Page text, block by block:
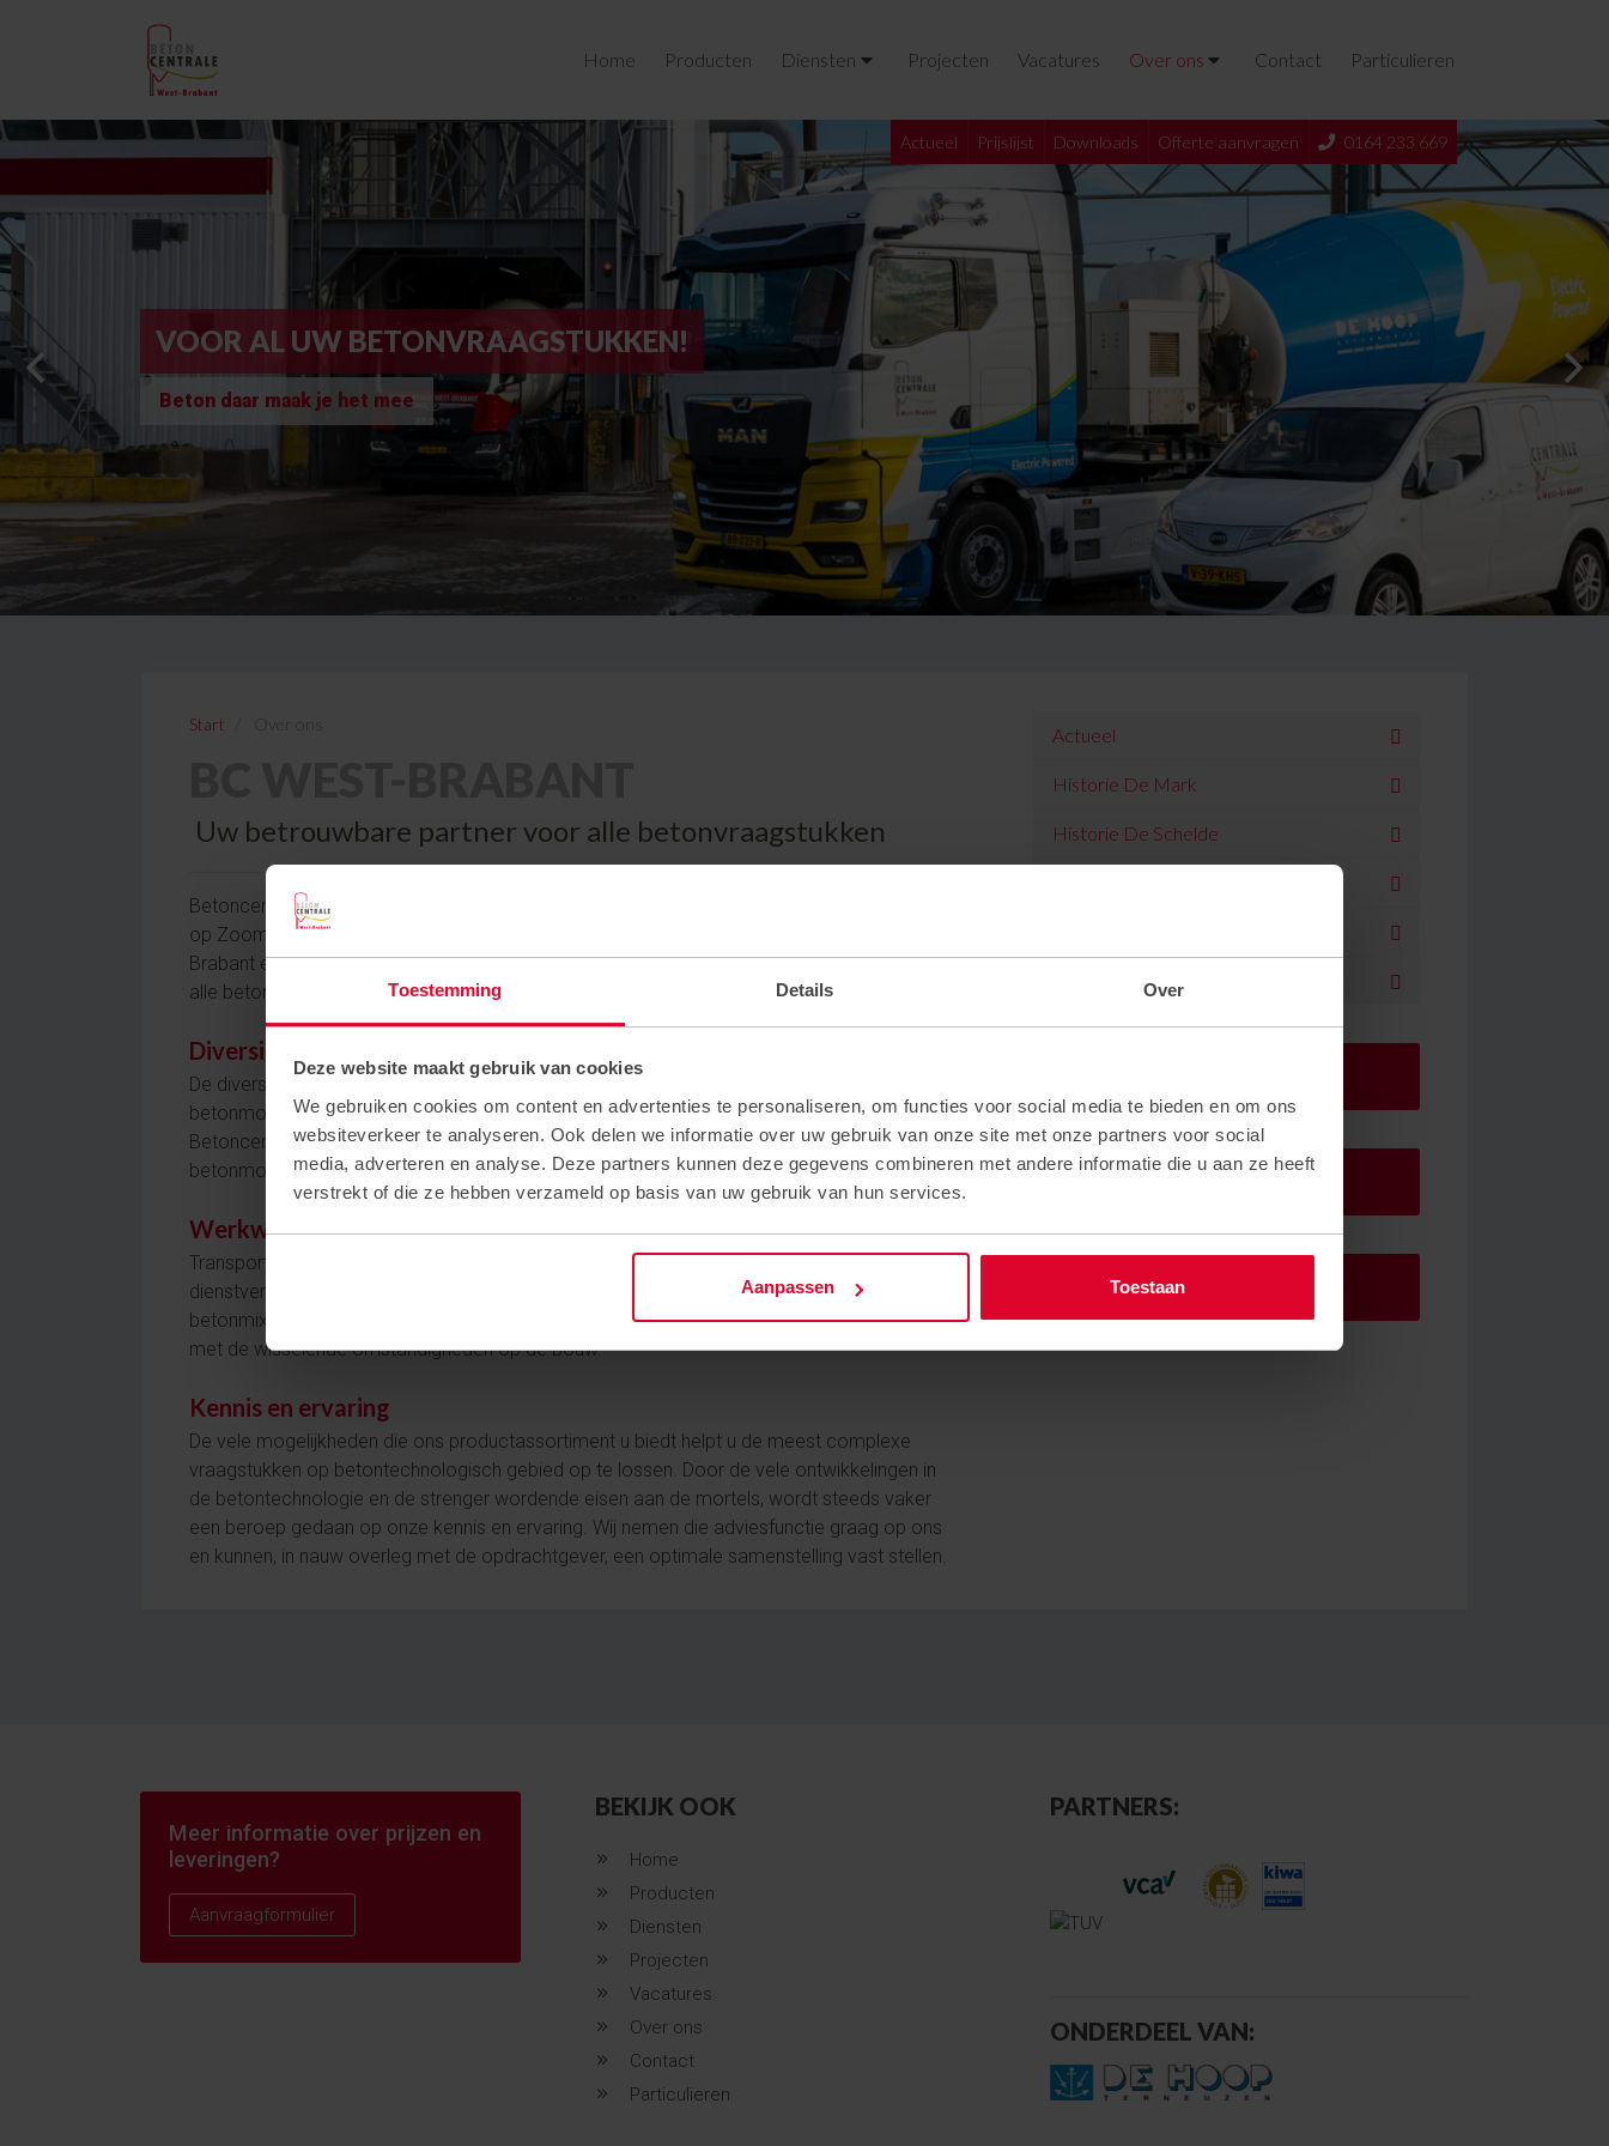
Toestemming Details Over
Deze website maakt gebruik van cookies
We gebruiken cookies om content en advertenties te personaliseren, om functies voor social media te bieden en om ons
websiteverkeer te analyseren. Ook delen we informatie over uw gebruik van onze site met onze partners voor social
media, adverteren en analyse. Deze partners kunnen deze gegevens combineren met andere informatie die u aan ze heeft
verstrekt of die ze hebben verzameld op basis van uw gebruik van hun services.
Aanpassen Toestaan
Home Producten Diensten Projecten Vacatures Over ons Contact Particulieren
Actueel Prijslijst Downloads Offerte aanvragen 0164 233 669
VOOR AL UW BETONVRAAGSTUKKEN!
Beton daar maak je het mee
Start Over ons
Uw betrouwbare partner voor alle betonvraagstukken
Betoncentrale West-Brabant is een samenwerking van betoncentrale De Schelde in Bergen
op Zoom en betoncentrale De Mark in Oud Gastel. Samen kunnen deze vestigingen West-
Brabant en Tholen perfect bedienen. Sinds jaar en dag zijn wij uw betrouwbare partner voor
alle betonvraagstukken!
Diversiteit
De diversiteit in het wagenpark, betonpompen en het uitgebreide scala aan
betonmortelproducten met flexibiliteit op het gebied van planning is de reden dat
Betoncentrale de Mark in staat is om alle bouwlocaties te voorzien van de gewenste
betonmortelproducten.
Werkwijze
Transport van betonmortel naar de bouwplaats is een belangrijk onderdeel van onze
dienstverlening. De geautomatiseerde planning zorgt voor een optimale inzet van onze
betonmixers en de betonpompen. Op deze wijze is het mogelijk om flexibel om te gaan
met de wisselende omstandigheden op de bouw.
Kennis en ervaring
De vele mogelijkheden die ons productassortiment u biedt helpt u de meest complexe
vraagstukken op betontechnologisch gebied op te lossen. Door de vele ontwikkelingen in
de betontechnologie en de strenger wordende eisen aan de mortels, wordt steeds vaker
een beroep gedaan op onze kennis en ervaring. Wij nemen die adviesfunctie graag op ons
en kunnen, in nauw overleg met de opdrachtgever, een optimale samenstelling vast stellen.
Actueel
Historie De Mark
Historie De Schelde
Duurzaam beton
PRODUCTEN
Meer informatie over prijzen en
leveringen?
Aanvraagformulier
BEKIJK OOK
Home
Producten
Diensten
Projecten
Vacatures
Over ons
Contact
Particulieren
PARTNERS:
ONDERDEEL VAN: